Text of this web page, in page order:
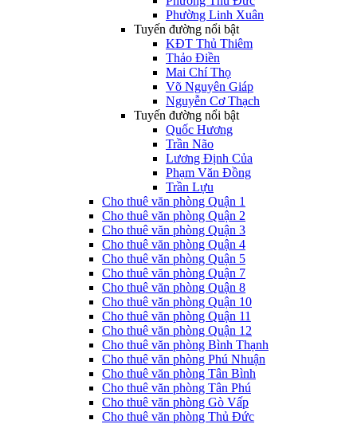
Phường Linh Xuân
Tuyến đường nổi bật
KĐT Thủ Thiêm
Thảo Điền
Mai Chí Thọ
Võ Nguyên Giáp
Nguyễn Cơ Thạch
Tuyến đường nổi bật
Quốc Hương
Trần Não
Lương Định Của
Phạm Văn Đồng
Trần Lựu
Cho thuê văn phòng Quận 1
Cho thuê văn phòng Quận 2
Cho thuê văn phòng Quận 3
Cho thuê văn phòng Quận 4
Cho thuê văn phòng Quận 5
Cho thuê văn phòng Quận 7
Cho thuê văn phòng Quận 8
Cho thuê văn phòng Quận 10
Cho thuê văn phòng Quận 11
Cho thuê văn phòng Quận 12
Cho thuê văn phòng Bình Thạnh
Cho thuê văn phòng Phú Nhuận
Cho thuê văn phòng Tân Bình
Cho thuê văn phòng Tân Phú
Cho thuê văn phòng Gò Vấp
Cho thuê văn phòng Thủ Đức